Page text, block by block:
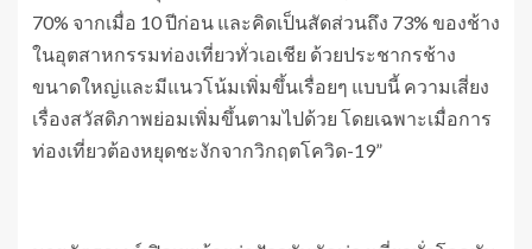
70% จากเมื่อ 10 ปีก่อน และคิดเป็นสัดส่วนถึง 73% ของช้าง
ในอุตสาหกรรมท่องเที่ยวทั่วเอเชีย ด้วยประชากรช้าง
ขนาดใหญ่และมีแนวโน้มเพิ่มขึ้นเรื่อยๆ แบบนี้ ความเสี่ยง
เรื่องสวัสดิภาพย่อมเพิ่มขึ้นตามไปด้วย โดยเฉพาะเมื่อการ
ท่องเที่ยวต้องหยุดชะงักจากวิกฤตโควิด-19”